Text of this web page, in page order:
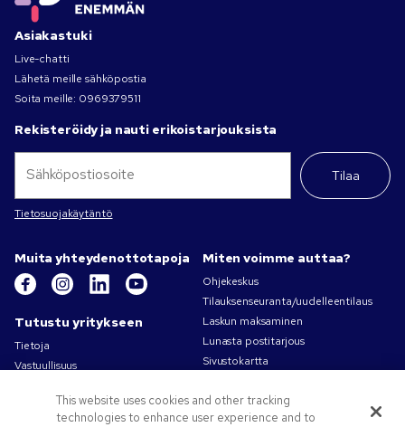
Asiakastuki
Live-chatti
Lähetä meille sähköpostia
Soita meille: 0969379511
Rekisteröidy ja nauti erikoistarjouksista
Tilaa
Tietosuojakäytäntö
Muita yhteydenottotapoja
Tutustu yritykseen
Tietoja
Vastuullisuus
Käyttöehdot
Miten voimme auttaa?
Ohjekeskus
Tilauksenseuranta/uudelleentilaus
Laskun maksaminen
Lunasta postitarjous
Sivustokartta
This website uses cookies and other tracking
technologies to enhance user experience and to